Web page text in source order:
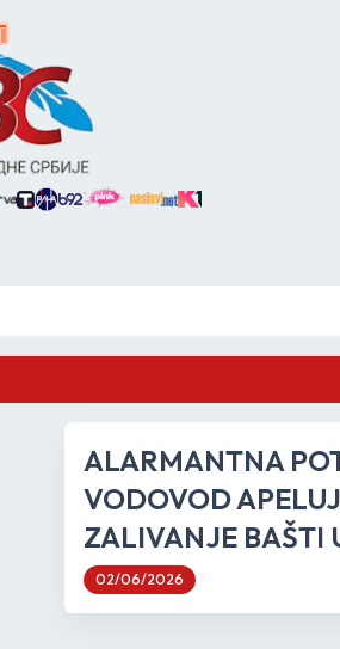
ALARMANTNA
VODOVOD
ZALIVANJE BAŠTI
02/06/2026